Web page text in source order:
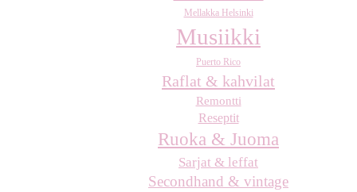
Mellakka Helsinki
Musiikki
Puerto Rico
Raflat & kahvilat
Remontti
Reseptit
Ruoka & Juoma
Sarjat & leffat
Secondhand & vintage